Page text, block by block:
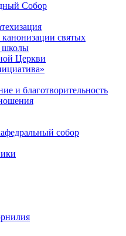
Собор
святых
школы
Церкви
и благотворительность
собор